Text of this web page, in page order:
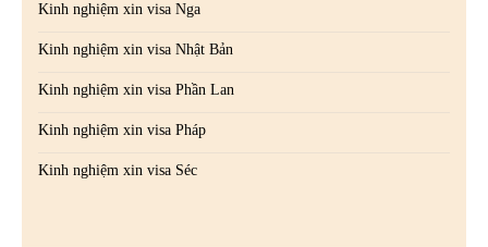
Kinh nghiệm xin visa Nga
Kinh nghiệm xin visa Nhật Bản
Kinh nghiệm xin visa Phần Lan
Kinh nghiệm xin visa Pháp
Kinh nghiệm xin visa Séc